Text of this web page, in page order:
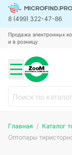
8 (499) 322-47-86
Продажа электронных
и в розницу
Главная Каталог
Оптопары